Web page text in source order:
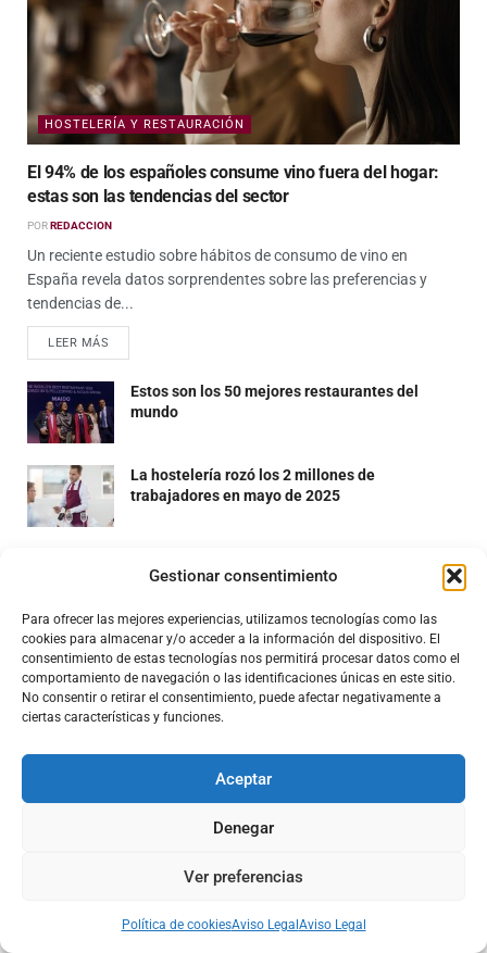
Gestionar consentimiento
Para ofrecer las mejores experiencias, utilizamos tecnologías como las
cookies para almacenar y/o acceder a la información del dispositivo. El
consentimiento de estas tecnologías nos permitirá procesar datos como el
comportamiento de navegación o las identificaciones únicas en este sitio.
No consentir o retirar el consentimiento, puede afectar negativamente a
ciertas características y funciones.
Aceptar
Denegar
Ver preferencias
Política de cookiesAviso Legal Aviso Legal
HOSTELERÍA Y RESTAURACIÓN
El 94% de los españoles consume vino fuera del hogar:
estas son las tendencias del sector
PORREDACCION
Un reciente estudio sobre hábitos de consumo de vino en
España revela datos sorprendentes sobre las preferencias y
tendencias de...
LEER MÁS
Estos son los 50 mejores restaurantes del
mundo
La hostelería rozó los 2 millones de
trabajadores en mayo de 2025
La hostelería alcanza un récord de 1,9 millones
de empleados en julio